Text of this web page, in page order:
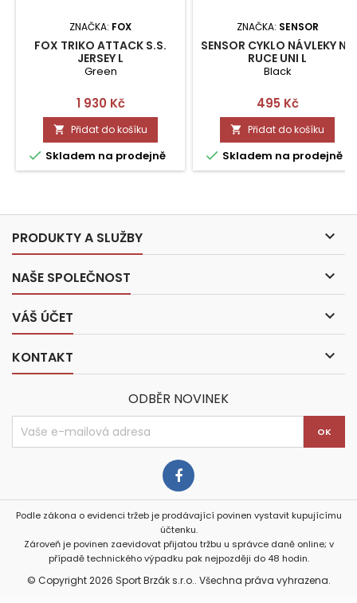
ZNAČKA: FOX
FOX TRIKO ATTACK S.S.
JERSEY L
Green
Cena
1 930 Kč
 Přidat do košíku
 Skladem na prodejně
ZNAČKA: SENSOR
SENSOR CYKLO NÁVLEKY NA
RUCE UNI L
Black
Cena
495 Kč
 Přidat do košíku
 Skladem na prodejně
PRODUKTY A SLUŽBY 
NAŠE SPOLEČNOST 
VÁŠ ÚČET 
KONTAKT 
ODBĚR NOVINEK
Podle zákona o evidenci tržeb je prodávající povinen vystavit kupujícímu
účtenku.
Zároveň je povinen zaevidovat přijatou tržbu u správce daně online; v
případě technického výpadku pak nejpozději do 48 hodin.
© Copyright 2026 Sport Brzák s.r.o.. Všechna práva vyhrazena.